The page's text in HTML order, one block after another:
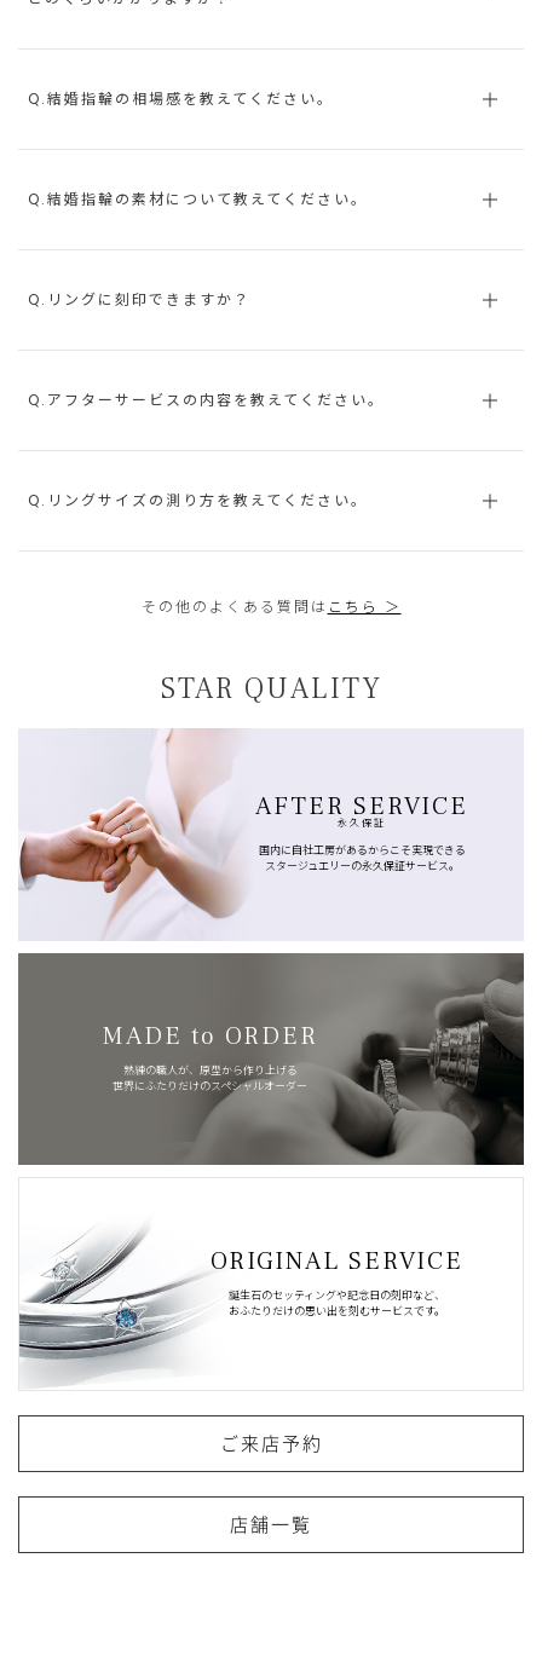
Q.結婚指輪の相場感を教えてください。
Q.結婚指輪の素材について教えてください。
Q.リングに刻印できますか？
Q.アフターサービスの内容を教えてください。
Q.リングサイズの測り方を教えてください。
その他のよくある質問は こちら ＞
STAR QUALITY
AFTER SERVICE
永久保証
国内に自社工房があるからこそ実現できる
スタージュエリーの永久保証サービス。
MADE to ORDER
熟練の職人が、原型から作り上げる
世界にふたりだけのスペシャルオーダー
ORIGINAL SERVICE
誕生石のセッティングや記念日の刻印など、
おふたりだけの思い出を刻むサービスです。
ご来店予約
店舗一覧